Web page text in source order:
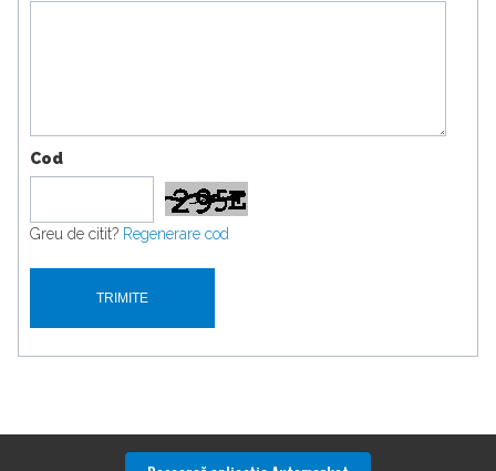
Cod
Greu de citit? Regenerare cod